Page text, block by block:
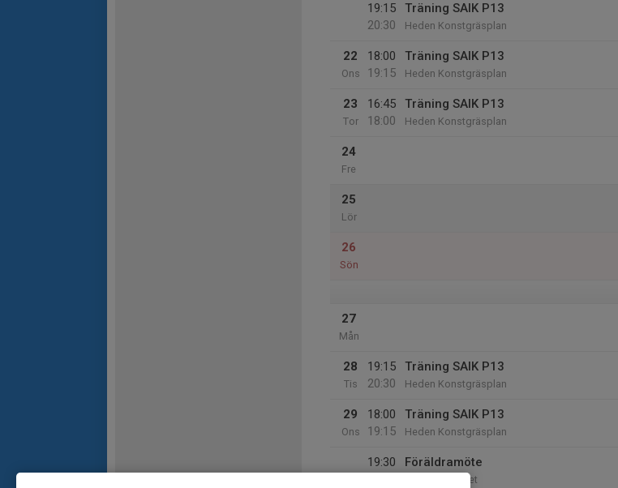
19:15
20:30
Träning SAIK P13
Heden Konstgräsplan
22
Ons
18:00
19:15
Träning SAIK P13
Heden Konstgräsplan
23
Tor
16:45
18:00
Träning SAIK P13
Heden Konstgräsplan
24
Fre
25
Lör
26
Sön
27
Mån
28
Tis
19:15
20:30
Träning SAIK P13
Heden Konstgräsplan
29
Ons
18:00
19:15
Träning SAIK P13
Heden Konstgräsplan
19:30
Föräldramöte
Heden, Kansliet